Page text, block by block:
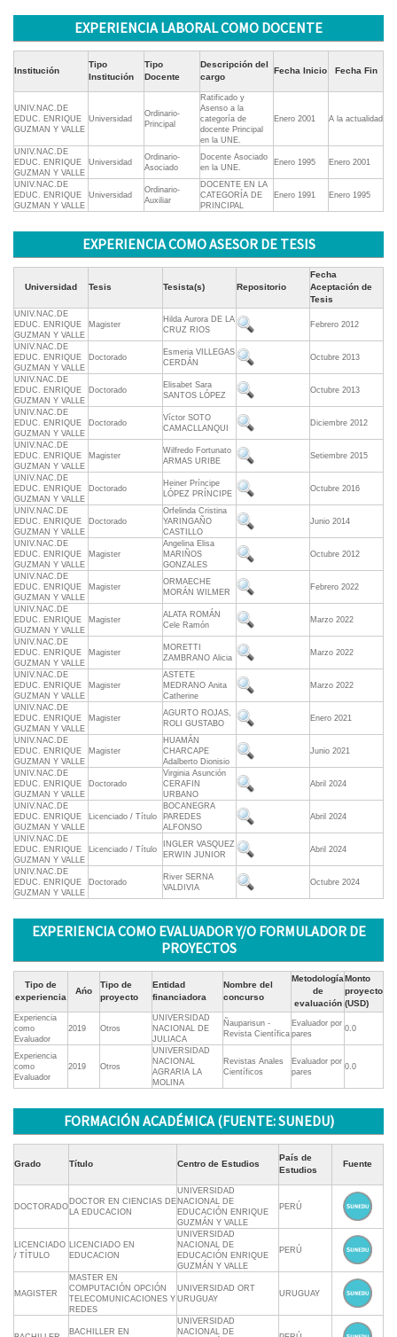
EXPERIENCIA LABORAL COMO DOCENTE
Institución
Tipo
Institución
Tipo
Docente
Descripción del
cargo
Fecha Inicio Fecha Fin
UNIV.NAC.DE
EDUC. ENRIQUE
GUZMAN Y VALLE
Universidad
Ordinario-
Principal
Ratificado y
Asenso a la
categoría de
docente Principal
en la UNE.
Enero 2001 A la actualidad
UNIV.NAC.DE
EDUC. ENRIQUE
GUZMAN Y VALLE
Universidad
Ordinario-
Asociado
Docente Asociado
en la UNE.
Enero 1995 Enero 2001
UNIV.NAC.DE
EDUC. ENRIQUE
GUZMAN Y VALLE
Universidad
Ordinario-
Auxiliar
DOCENTE EN LA
CATEGORÍA DE
PRINCIPAL
Enero 1991 Enero 1995
EXPERIENCIA COMO ASESOR DE TESIS
Universidad Tesis Tesista(s) Repositorio
Fecha
Aceptación de
Tesis
UNIV.NAC.DE
EDUC. ENRIQUE
GUZMAN Y VALLE
Magister
Hilda Aurora DE LA
CRUZ RIOS
Febrero 2012
UNIV.NAC.DE
EDUC. ENRIQUE
GUZMAN Y VALLE
Doctorado
Esmeria VILLEGAS
CERDÁN
Octubre 2013
UNIV.NAC.DE
EDUC. ENRIQUE
GUZMAN Y VALLE
Doctorado
Elisabet Sara
SANTOS LÓPEZ
Octubre 2013
UNIV.NAC.DE
EDUC. ENRIQUE
GUZMAN Y VALLE
Doctorado
Víctor SOTO
CAMACLLANQUI
Diciembre 2012
UNIV.NAC.DE
EDUC. ENRIQUE
GUZMAN Y VALLE
Magister
Wilfredo Fortunato
ARMAS URIBE
Setiembre 2015
UNIV.NAC.DE
EDUC. ENRIQUE
GUZMAN Y VALLE
Doctorado
Heiner Príncipe
LÓPEZ PRÍNCIPE
Octubre 2016
UNIV.NAC.DE
EDUC. ENRIQUE
GUZMAN Y VALLE
Doctorado
Orfelinda Cristina
YARINGAÑO
CASTILLO
Junio 2014
UNIV.NAC.DE
EDUC. ENRIQUE
GUZMAN Y VALLE
Magister
Angelina Elisa
MARIÑOS
GONZALES
Octubre 2012
UNIV.NAC.DE
EDUC. ENRIQUE
GUZMAN Y VALLE
Magister
ORMAECHE
MORÁN WILMER
Febrero 2022
UNIV.NAC.DE
EDUC. ENRIQUE
GUZMAN Y VALLE
Magister
ALATA ROMÁN
Cele Ramón
Marzo 2022
UNIV.NAC.DE
EDUC. ENRIQUE
GUZMAN Y VALLE
Magister
MORETTI
ZAMBRANO Alicia
Marzo 2022
UNIV.NAC.DE
EDUC. ENRIQUE
GUZMAN Y VALLE
Magister
ASTETE
MEDRANO Anita
Catherine
Marzo 2022
UNIV.NAC.DE
EDUC. ENRIQUE
GUZMAN Y VALLE
Magister
AGURTO ROJAS,
ROLI GUSTABO
Enero 2021
UNIV.NAC.DE
EDUC. ENRIQUE
GUZMAN Y VALLE
Magister
HUAMÁN
CHARCAPE
Adalberto Dionisio
Junio 2021
UNIV.NAC.DE
EDUC. ENRIQUE
GUZMAN Y VALLE
Doctorado
Virginia Asunción
CERAFIN
URBANO
Abril 2024
UNIV.NAC.DE
EDUC. ENRIQUE
GUZMAN Y VALLE
Licenciado / Título
BOCANEGRA
PAREDES
ALFONSO
Abril 2024
UNIV.NAC.DE
EDUC. ENRIQUE
GUZMAN Y VALLE
Licenciado / Título
INGLER VASQUEZ
ERWIN JUNIOR
Abril 2024
UNIV.NAC.DE
EDUC. ENRIQUE
GUZMAN Y VALLE
Doctorado
River SERNA
VALDIVIA
Octubre 2024
EXPERIENCIA COMO EVALUADOR Y/O FORMULADOR DE
PROYECTOS
Tipo de
experiencia
Ańo
Tipo de
proyecto
Entidad
financiadora
Nombre del
concurso
Metodología
de
evaluación
Monto
proyecto
(USD)
Experiencia
como
Evaluador
2019 Otros
UNIVERSIDAD
NACIONAL DE
JULIACA
Ñauparisun -
Revista Científica
Evaluador por
pares
0.0
Experiencia
como
Evaluador
2019 Otros
UNIVERSIDAD
NACIONAL
AGRARIA LA
MOLINA
Revistas Anales
Científicos
Evaluador por
pares
0.0
FORMACIÓN ACADÉMICA (FUENTE: SUNEDU)
Grado Título Centro de Estudios
País de
Estudios
Fuente
DOCTORADO
DOCTOR EN CIENCIAS DE
LA EDUCACION
UNIVERSIDAD
NACIONAL DE
EDUCACIÓN ENRIQUE
GUZMÁN Y VALLE
PERÚ
LICENCIADO
/ TÍTULO
LICENCIADO EN
EDUCACION
UNIVERSIDAD
NACIONAL DE
EDUCACIÓN ENRIQUE
GUZMÁN Y VALLE
PERÚ
MAGISTER
MASTER EN
COMPUTACIÓN OPCIÓN
TELECOMUNICACIONES Y
REDES
UNIVERSIDAD ORT
URUGUAY
URUGUAY
BACHILLER EN
UNIVERSIDAD
NACIONAL DE